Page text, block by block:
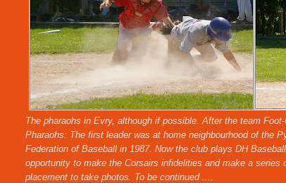
The pharaohs in Evry, although if possible. After the team
Pharaohs: The first leader was at home neighbourhood of the
Federation of Baseball in 1987. Now the club plays DH
opportunity to make the Corsairs infidelities and make a
placement to take photos. To be continued ....